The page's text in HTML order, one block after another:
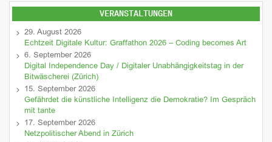
VERANSTALTUNGEN
29. August 2026
Echtzeit Digitale Kultur: Graffathon 2026 – Coding becomes Art
6. September 2026
Digital Independence Day / Digitaler Unabhängigkeitstag in der
Bitwäscherei (Zürich)
15. September 2026
Gefährdet die künstliche Intelligenz die Demokratie? Im Gespräch
mit tante
17. September 2026
Netzpolitischer Abend in Zürich